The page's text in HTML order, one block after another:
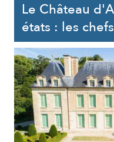
Le Château
états : les